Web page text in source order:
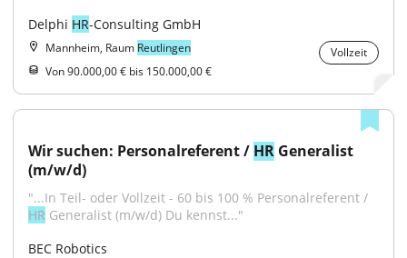
Delphi HR-Consulting GmbH
Mannheim, Raum Reutlingen
Vollzeit
Von 90.000,00 € bis 150.000,00 €
Wir suchen: Personalreferent / HR Generalist
(m/w/d)
HR Generalist (m/w/d) Du kennst..."
BEC Robotics